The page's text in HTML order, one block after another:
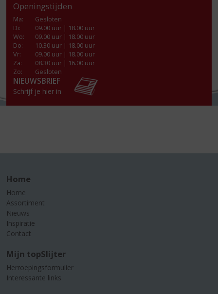
Openingstijden
Ma:
Gesloten
Di:
09.00 uur | 18.00 uur
Wo:
09.00 uur | 18.00 uur
Do:
10.30 uur | 18.00 uur
Vr:
09.00 uur | 18.00 uur
Za:
08.30 uur | 16.00 uur
Zo:
Gesloten
NIEUWSBRIEF
Schrijf je hier in
Home
Home
Assortiment
Nieuws
Inspiratie
Contact
Mijn topSlijter
Herroepingsformulier
Interessante links